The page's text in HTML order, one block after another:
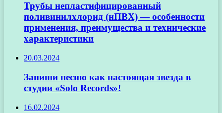
Трубы непластифицированный
поливинилхлорид (нПВХ) — особенности
применения, преимущества и технические
характеристики
20.03.2024
Запиши песню как настоящая звезда в
студии «Solo Records»!
16.02.2024